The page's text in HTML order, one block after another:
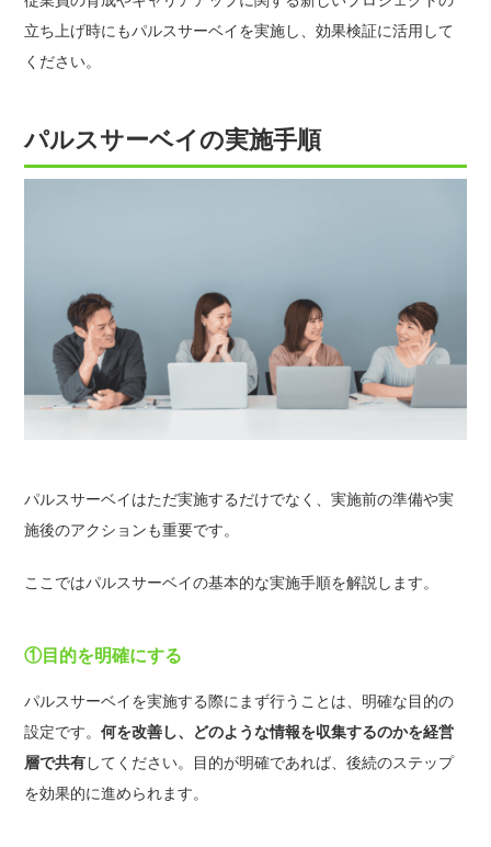
立ち上げ時にもパルスサーベイを実施し、効果検証に活用して
ください。
パルスサーベイの実施手順
パルスサーベイはただ実施するだけでなく、実施前の準備や実
施後のアクションも重要です。
ここではパルスサーベイの基本的な実施手順を解説します。
①目的を明確にする
パルスサーベイを実施する際にまず行うことは、明確な目的の
設定です。何を改善し、どのような情報を収集するのかを経営
層で共有してください。目的が明確であれば、後続のステップ
を効果的に進められます。